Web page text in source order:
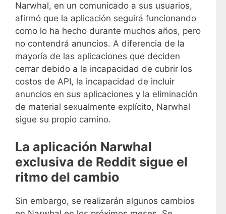
Narwhal, en un comunicado a sus usuarios,
afirmó que la aplicación seguirá funcionando
como lo ha hecho durante muchos años, pero
no contendrá anuncios. A diferencia de la
mayoría de las aplicaciones que deciden
cerrar debido a la incapacidad de cubrir los
costos de API, la incapacidad de incluir
anuncios en sus aplicaciones y la eliminación
de material sexualmente explícito, Narwhal
sigue su propio camino.
La aplicación Narwhal
exclusiva de Reddit sigue el
ritmo del cambio
Sin embargo, se realizarán algunos cambios